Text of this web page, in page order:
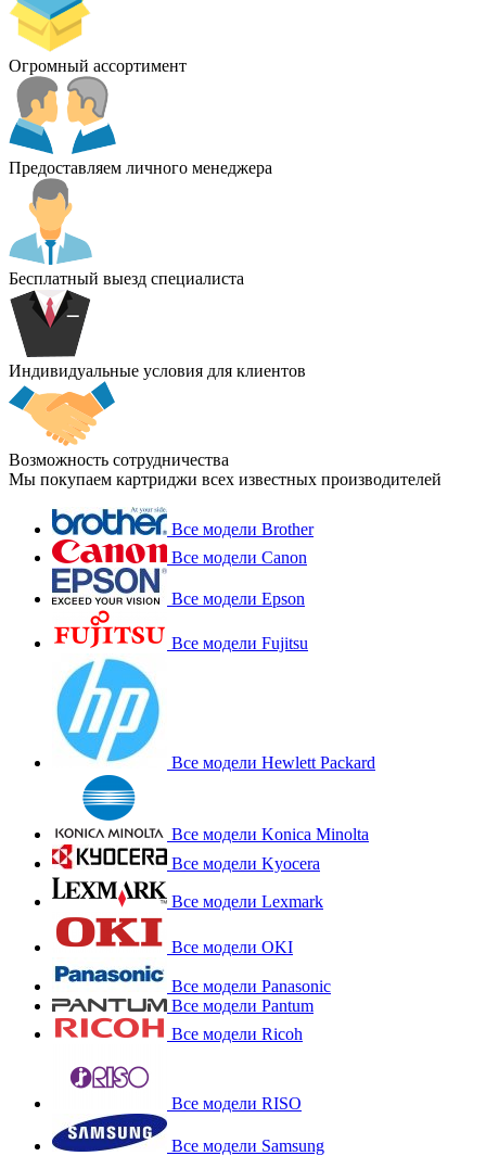
Огромный ассортимент
Предоставляем личного менеджера
Бесплатный выезд специалиста
Индивидуальные условия для клиентов
Возможность сотрудничества
Мы покупаем картриджи всех известных производителей
Все модели Brother
Все модели Canon
Все модели Epson
Все модели Fujitsu
Все модели Hewlett Packard
Все модели Konica Minolta
Все модели Kyocera
Все модели Lexmark
Все модели OKI
Все модели Panasonic
Все модели Pantum
Все модели Ricoh
Все модели RISO
Все модели Samsung